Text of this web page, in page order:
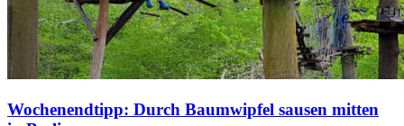
Wochenendtipp: Durch Baumwipfel sausen mitten